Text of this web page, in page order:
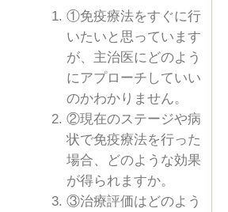
①免疫療法をすぐに行
いたいと思っています
が、主治医にどのよう
にアプローチしていい
のかわかりません。
②現在のステージや病
状で免疫療法を行った
場合、どのような効果
が得られますか。
③治療評価はどのよう